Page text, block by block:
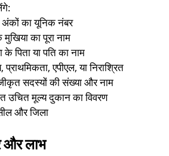
का यूनिक नंबर
मुखिया का पूरा नाम
के पिता या पति का नाम
एपीएल, या निराश्रित
सदस्यों की संख्या और नाम
उचित मूल्य दुकान का विवरण
और जिला
और लाभ